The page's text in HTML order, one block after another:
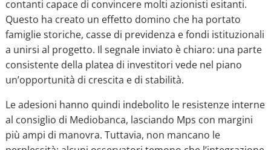
contanti capace di convincere molti azionisti esitanti.
Questo ha creato un effetto domino che ha portato
famiglie storiche, casse di previdenza e fondi istituzionali
a unirsi al progetto. Il segnale inviato è chiaro: una parte
consistente della platea di investitori vede nel piano
un’opportunità di crescita e di stabilità.
Le adesioni hanno quindi indebolito le resistenze interne
al consiglio di Mediobanca, lasciando Mps con margini
più ampi di manovra. Tuttavia, non mancano le